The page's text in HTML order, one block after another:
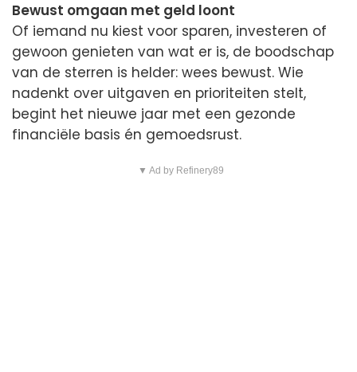
Bewust omgaan met geld loont
Of iemand nu kiest voor sparen, investeren of
gewoon genieten van wat er is, de boodschap
van de sterren is helder: wees bewust. Wie
nadenkt over uitgaven en prioriteiten stelt,
begint het nieuwe jaar met een gezonde
financiële basis én gemoedsrust.
▼ Ad by Refinery89